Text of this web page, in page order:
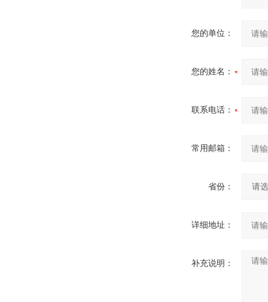
您的单位：
您的姓名：
联系电话：
常用邮箱：
省份：
详细地址：
补充说明：